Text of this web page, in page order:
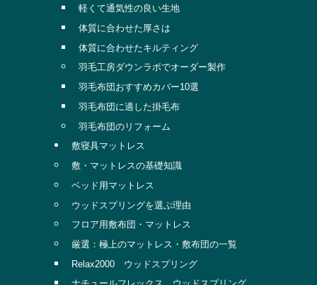
軽くて通気性の良い生地
体質に合わせた厚さは
体質に合わせたキルティング
羽毛工房ダウンラボでオーダー製作
羽毛布団おすすめカバー10選
羽毛布団に適した掛毛布
羽毛布団のリフォーム
敷寝具マットレス
敷・マットレスの基礎知識
ベッド用マットレス
ウッドスプリングを選ぶ理由
フロア用敷布団・マットレス
厳選：極上のマットレス・敷布団の一覧
Relax2000 ウッドスプリング